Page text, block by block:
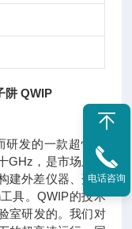
阱 QWIP
发的一款超快速
GHz，是市场上最
建外差仪器、开发
具。QWIP的技术
室研发的。我们对
电话咨询